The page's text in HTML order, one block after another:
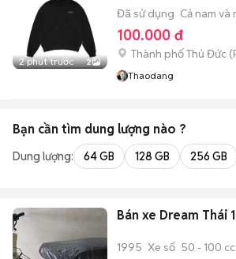
2 phút trước 2
Đã sử dụng Cả nam và
100.000 đ
Thành phố Thủ Đức (
Thaodang
Bạn cần tìm dung lượng nào ?
Dung lượng: 64 GB 128 GB 256 GB
Bán xe Dream Thái
1995 Xe số 50 - 100 cc